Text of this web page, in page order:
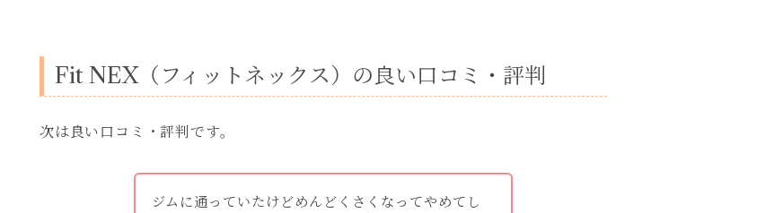
Fit NEX（フィットネックス）の良い口コミ・評判
次は良い口コミ・評判です。
ジムに通っていたけどめんどくさくなってやめてし